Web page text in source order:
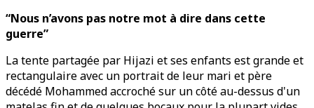
“Nous n’avons pas notre mot à dire dans cette
guerre”
La tente partagée par Hijazi et ses enfants est grande et
rectangulaire avec un portrait de leur mari et père
décédé Mohammed accroché sur un côté au-dessus d'un